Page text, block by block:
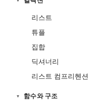
리스트
튜플
집합
딕셔너리
리스트 컴프리헨션
▾ 함수와 구조